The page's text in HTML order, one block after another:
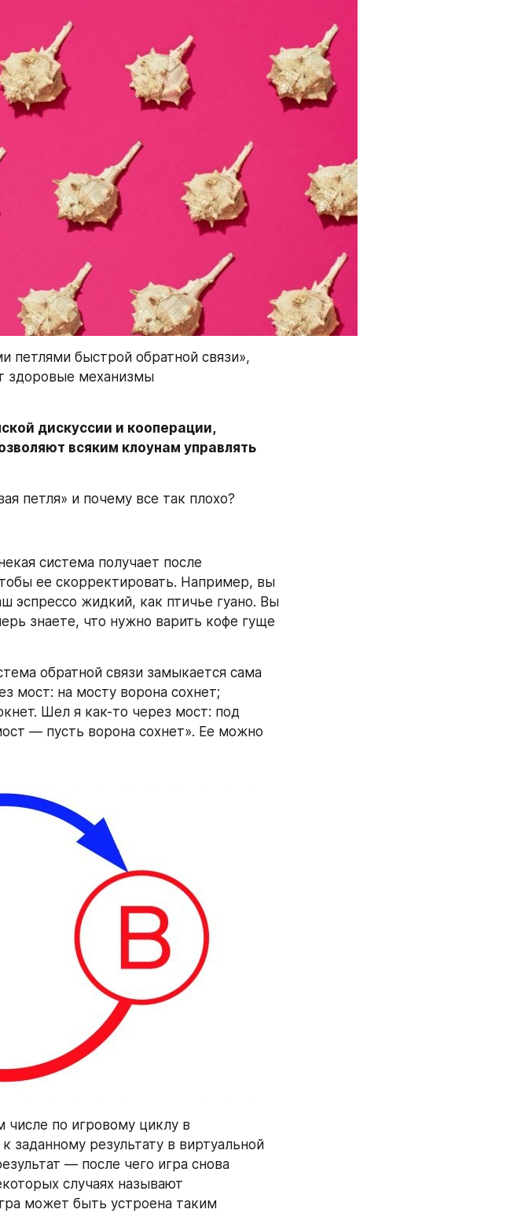
петлями быстрой обратной связи»,
здоровые механизмы
дискуссии и кооперации,
всяким клоунам управлять
петля» и почему все так плохо?
система получает после
ее скорректировать. Например, вы
эспрессо жидкий, как птичье гуано. Вы
знаете, что нужно варить кофе гуще
обратной связи замыкается сама
мост: на мосту ворона сохнет;
Шел я как-то через мост: под
— пусть ворона сохнет». Ее можно
числе по игровому циклу в
заданному результату в виртуальной
— после чего игра снова
случаях называют
может быть устроена таким